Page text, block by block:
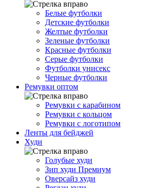
Белые футболки
Детские футболки
Желтые футболки
Зеленые футболки
Красные футболки
Серые футболки
Футболки унисекс
Черные футболки
Ремувки оптом
Ремувки с карабином
Ремувки с кольцом
Ремувки с логотипом
Ленты для бейджей
Худи
Голубые худи
Зип худи Премиум
Оверсайз худи